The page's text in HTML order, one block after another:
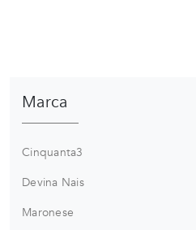
Marca
Cinquanta3
Devina Nais
Maronese